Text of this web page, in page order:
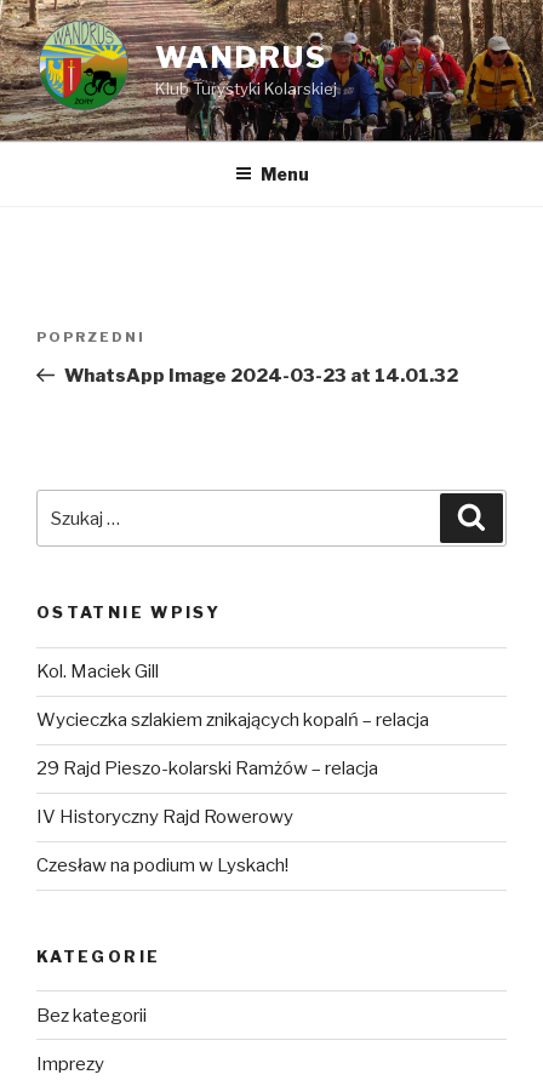
Przejdź
do
treści
WANDRUS
Klub Turystyki Kolarskiej
Menu
Poprzedni
wpis
POPRZEDNI
WhatsApp Image 2024-03-23 at 14.01.32
OSTATNIE WPISY
Kol. Maciek Gill
Wycieczka szlakiem znikających kopalń – relacja
29 Rajd Pieszo-kolarski Ramżów – relacja
IV Historyczny Rajd Rowerowy
Czesław na podium w Lyskach!
KATEGORIE
Bez kategorii
Imprezy